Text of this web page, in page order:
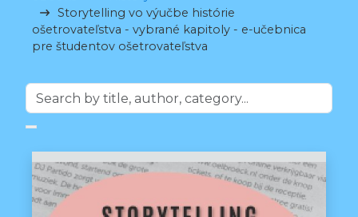
Storytelling vo výučbe histórie
ošetrovateľstva - vybrané kapitoly - e-učebnica
pre študentov ošetrovateľstva